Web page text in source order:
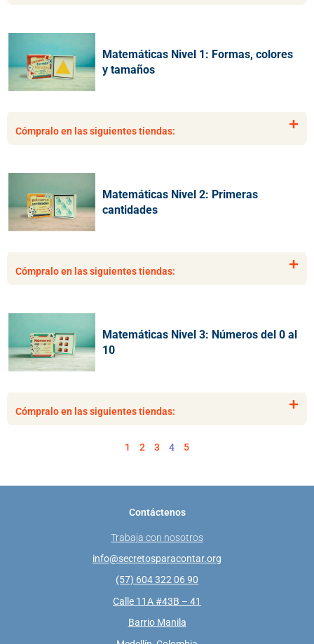
Matemáticas Nivel 1: Formas, colores
y tamaños
Cómpralo en las siguientes tiendas:
Matemáticas Nivel 2: Primeras
cantidades
Cómpralo en las siguientes tiendas:
Matemáticas Nivel 3: Números del 0 al
10
Cómpralo en las siguientes tiendas:
1 2 3 4 5
Contáctenos
Trabaja con nosotros
info@secretosparacontar.org
(57) 604 322 06 90
Calle 11A #43B – 41
Barrio Manila